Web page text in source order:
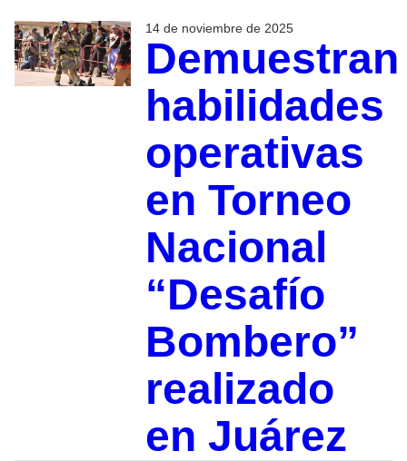
14 de noviembre de 2025
Demuestran
habilidades
operativas
en Torneo
Nacional
“Desafío
Bombero”
realizado
en Juárez